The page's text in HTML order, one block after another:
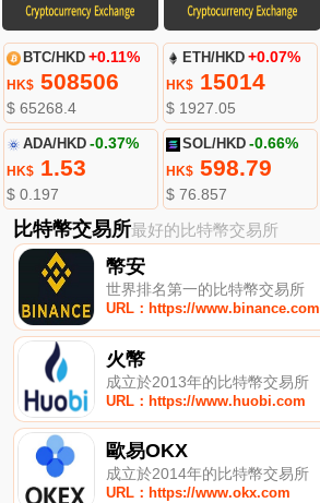
BTC/HKD +0.11%
HK$508506
$ 65268.4
ETH/HKD +0.07%
HK$ 15014
$ 1927.05
ADA/HKD -0.37%
HK$1.53
$ 0.197
SOL/HKD -0.66%
HK$ 598.79
$ 76.857
比特幣交易所最好的比特幣交易所
幣安
世界排名第一的比特幣交易所
URL：https://www.binance.com
火幣
成立於2013年的比特幣交易所
URL：https://www.huobi.com
歐易OKX
成立於2014年的比特幣交易所
URL：https://www.okx.com